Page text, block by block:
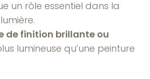
un rôle essentiel dans la
de finition brillante ou
lumineuse qu’une peinture